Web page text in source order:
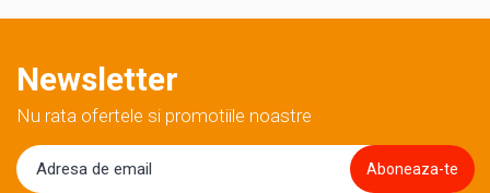
Newsletter
Nu rata ofertele si promotiile noastre